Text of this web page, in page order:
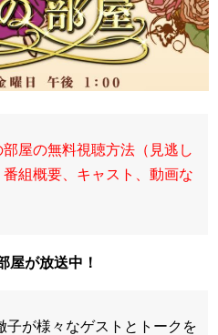
屋の無料視聴方法（見逃し
組概要、キャスト、動画な
屋が放送中！
子が様々なゲストとトークを